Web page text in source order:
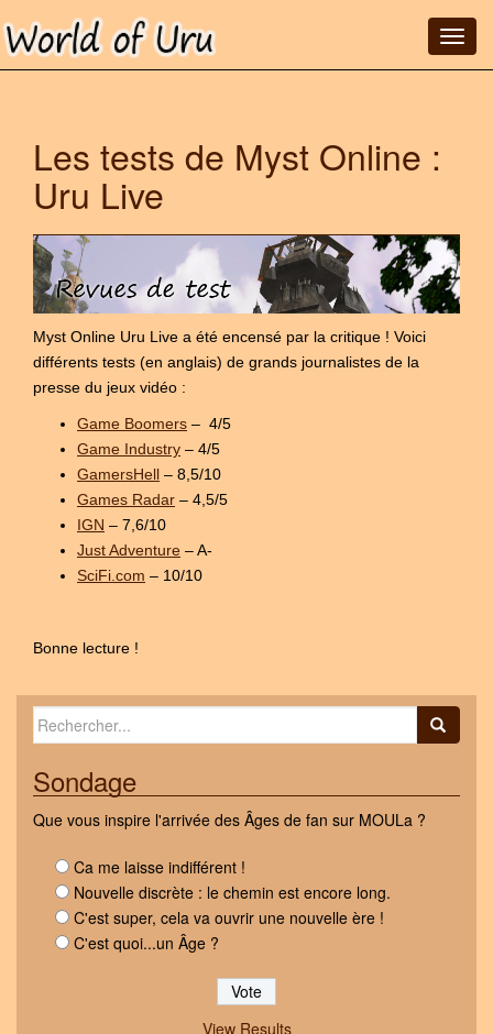
T
o
v
i
g
a
Les tests de Myst Online :
Uru Live
Myst Online Uru Live a été encensé par la critique ! Voici
différents tests (en anglais) de grands journalistes de la
presse du jeux vidéo :
Game Boomers – 4/5
Game Industry – 4/5
GamersHell – 8,5/10
Games Radar – 4,5/5
IGN – 7,6/10
Just Adventure – A-
SciFi.com – 10/10
Bonne lecture !
Search for:
Sondage
Que vous inspire l'arrivée des Âges de fan sur MOULa ?
Ca me laisse indifférent !
Nouvelle discrète : le chemin est encore long.
C'est super, cela va ouvrir une nouvelle ère !
C'est quoi...un Âge ?
View Results